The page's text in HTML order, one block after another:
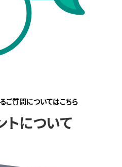
ご質問についてはこちら
トについて